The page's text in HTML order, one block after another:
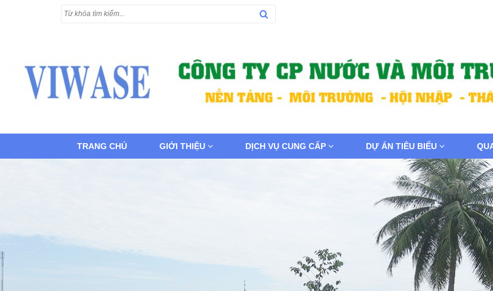
TRANG CHỦ GIỚI THIỆU DỊCH VỤ CUNG CẤP DỰ ÁN TIÊU BIỂU